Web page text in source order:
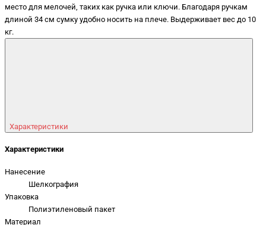
место для мелочей, таких как ручка или ключи. Благодаря ручкам
длиной 34 см сумку удобно носить на плече. Выдерживает вес до 10
кг.
Характеристики
Характеристики
Нанесение
Шелкография
Упаковка
Полиэтиленовый пакет
Материал